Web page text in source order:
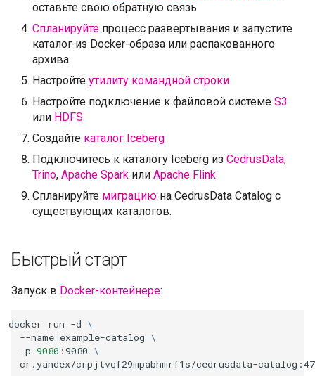
оставьте свою обратную связь
Спланируйте процесс развертывания и запустите
каталог из Docker-образа или распакованного
архива
Настройте утилиту командной строки
Настройте подключение к файловой системе S3
или HDFS
Создайте каталог Iceberg
Подключитесь к каталогу Iceberg из CedrusData,
Trino, Apache Spark или Apache Flink
Спланируйте миграцию на CedrusData Catalog с
существующих каталогов.
Быстрый старт
Запуск в Docker-контейнере:
docker run -d \
--name example-catalog \
-p 9080 :9080 \